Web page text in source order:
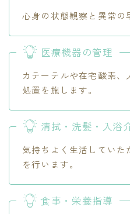
心身の状態観察と異常の
医療機器の管理
カテーテルや在宅酸素
処置を施します。
清拭・洗髪・入浴
気持ちよく生活してい
を行います。
食事・栄養指導